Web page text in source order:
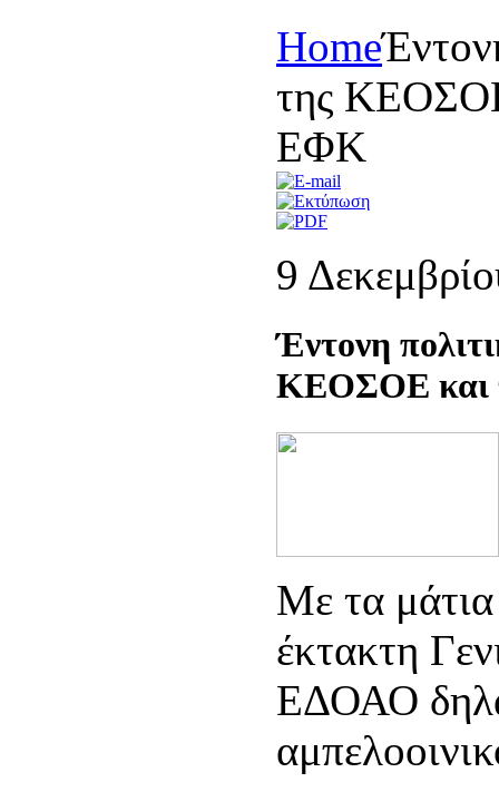
Home
της ΚΕΟΣΟΕ
ΕΦΚ
9
Έντονη
ΚΕΟΣΟΕ και
Με τα
έκτακτη
ΕΔΟΑΟ